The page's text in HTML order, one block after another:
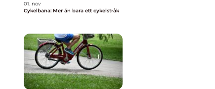
01. nov
Cykelbana: Mer än bara ett cykelstråk